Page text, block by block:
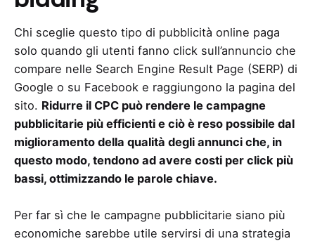
Chi sceglie questo tipo di pubblicità online paga
solo quando gli utenti fanno click sull’annuncio che
compare nelle Search Engine Result Page (SERP) di
Google o su Facebook e raggiungono la pagina del
sito. Ridurre il CPC può rendere le campagne
pubblicitarie più efficienti e ciò è reso possibile dal
miglioramento della qualità degli annunci che, in
questo modo, tendono ad avere costi per click più
bassi, ottimizzando le parole chiave.
Per far sì che le campagne pubblicitarie siano più
economiche sarebbe utile servirsi di una strategia